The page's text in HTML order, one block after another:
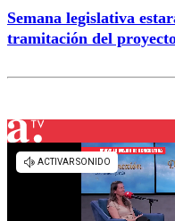
Semana legislativa
tramitación del